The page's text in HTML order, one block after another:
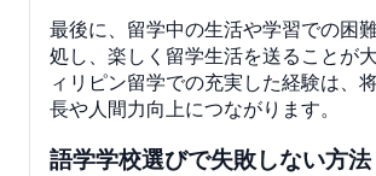
最後に、留学中の生活や学習での困
処し、楽しく留学生活を送ることが
ィリピン留学での充実した経験は、
長や人間力向上につながります。
語学学校選びで失敗しない方法